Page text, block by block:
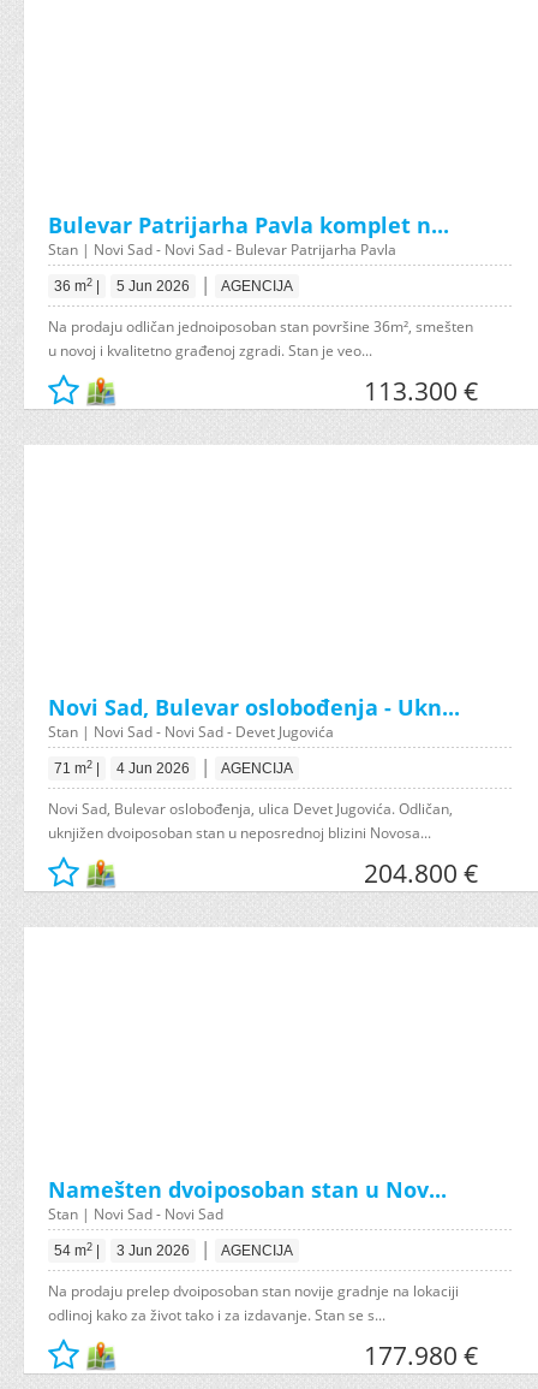
Bulevar Patrijarha Pavla komplet n...
Stan | Novi Sad - Novi Sad - Bulevar Patrijarha Pavla
36 m2 5 Jun 2026 | AGENCIJA
Na prodaju odličan jednoiposoban stan površine 36m², smešten
u novoj i kvalitetno građenoj zgradi. Stan je veo...
113.300 €
Novi Sad, Bulevar oslobođenja - Ukn...
Stan | Novi Sad - Novi Sad - Devet Jugovića
71 m2 4 Jun 2026 | AGENCIJA
Novi Sad, Bulevar oslobođenja, ulica Devet Jugovića. Odličan,
uknjižen dvoiposoban stan u neposrednoj blizini Novosa...
204.800 €
Namešten dvoiposoban stan u Nov...
Stan | Novi Sad - Novi Sad
54 m2 3 Jun 2026 | AGENCIJA
Na prodaju prelep dvoiposoban stan novije gradnje na lokaciji
odlinoj kako za život tako i za izdavanje. Stan se s...
177.980 €